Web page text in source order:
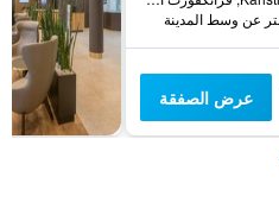
عرض الصفقة